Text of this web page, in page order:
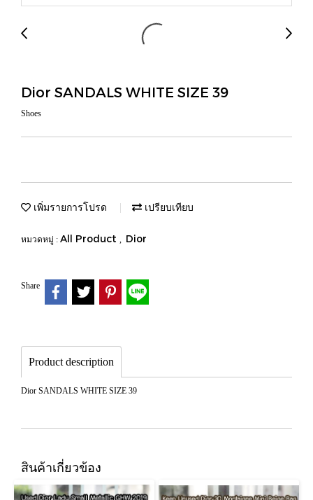
Dior SANDALS WHITE SIZE 39
Shoes
เพิ่มรายการโปรด เปรียบเทียบ
หมวดหมู่ : All Product , Dior
Share
Product description
Dior SANDALS WHITE SIZE 39
สินค้าเกี่ยวข้อง